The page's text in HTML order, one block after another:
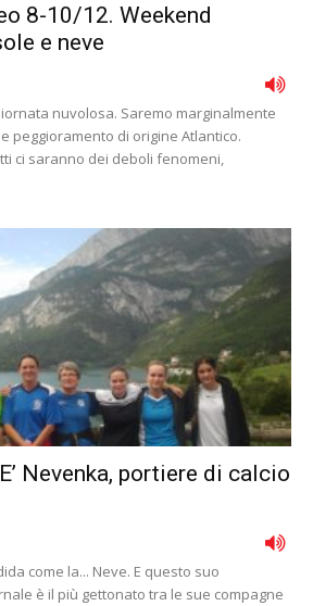
8-10/12. Weekend
e neve
Giornata nuvolosa. Saremo marginalmente
peggioramento di origine Atlantico.
ci saranno dei deboli fenomeni,
Nevenka, portiere di calcio
come la... Neve. E questo suo
è il più gettonato tra le sue compagne